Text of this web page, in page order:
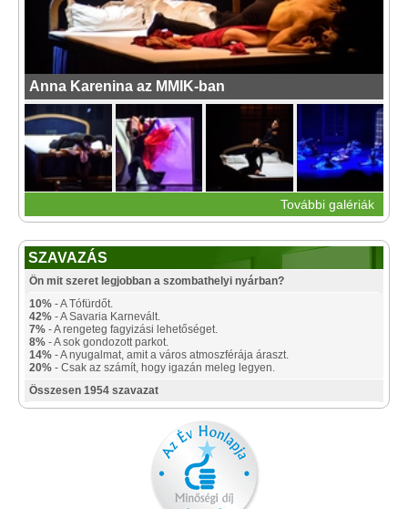
Anna Karenina az MMIK-ban
További galériák
SZAVAZÁS
Ön mit szeret legjobban a szombathelyi nyárban?
10% - A Tófürdőt.
42% - A Savaria Karnevált.
7% - A rengeteg fagyizási lehetőséget.
8% - A sok gondozott parkot.
14% - A nyugalmat, amit a város atmoszférája áraszt.
20% - Csak az számít, hogy igazán meleg legyen.
Összesen 1954 szavazat